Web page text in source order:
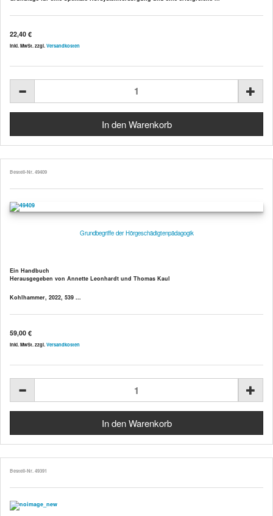
22,40 €
inkl. MwSt. zzgl. Versandkosten
Bestell-Nr. 49409
Grundbegriffe der Hörgeschädigtenpädagogik
Ein Handbuch
Herausgegeben von Annette Leonhardt und Thomas Kaul
Kohlhammer, 2022, 539 ...
59,00 €
inkl. MwSt. zzgl. Versandkosten
Bestell-Nr. 49391